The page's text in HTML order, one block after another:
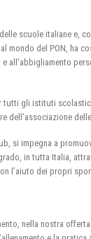
scuole italiane e,
mondo del PON, ha
all’abbigliamento
tutti gli istituti
dell’associazione
si impegna a
in tutta Italia,
l’aiuto dei propri
nella nostra